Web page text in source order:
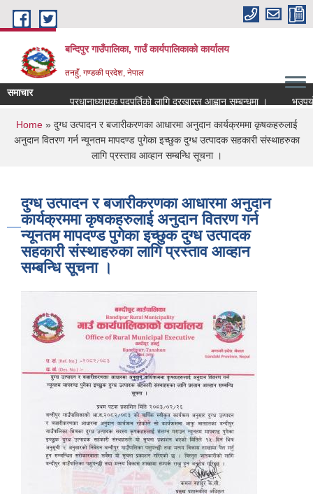
Skip to main content
बन्दिपुर गाउँपालिका, गाउँ कार्यपालिकाको कार्यालय
तनहुँ, गण्डकी प्रदेश, नेपाल
समाचार
प्रधानाध्यापक पदपुर्तिको लागि दरखास्त आह्वान सम्बन्धमा ।
You are here
Home» दुग्ध उत्पादन र बजारीकरणका आधारमा अनुदान कार्यक्रममा कृषकहरुलाई
अनुदान वितरण गर्न न्यूनतम मापदण्ड पुगेका इच्छुक दुग्ध उत्पादक सहकारी संस्थाहरुका
लागि प्रस्ताव आव्हान सम्बन्धि सूचना ।
दुग्ध उत्पादन र बजारीकरणका आधारमा अनुदान
कार्यक्रममा कृषकहरुलाई अनुदान वितरण गर्न
न्यूनतम मापदण्ड पुगेका इच्छुक दुग्ध उत्पादक
सहकारी संस्थाहरुका लागि प्रस्ताव आव्हान
सम्बन्धि सूचना ।